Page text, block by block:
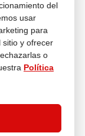
del
usar
para
sitio y ofrecer
o
Política